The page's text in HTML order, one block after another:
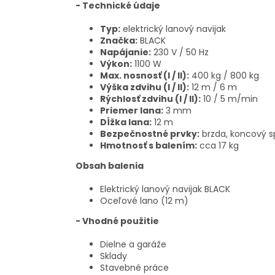
- Technické údaje
Typ: elektrický lanový navijak
Značka: BLACK
Napájanie: 230 V / 50 Hz
Výkon: 1100 W
Max. nosnosť (I / II): 400 kg / 800 kg
Výška zdvihu (I / II): 12 m / 6 m
Rýchlosť zdvihu (I / II): 10 / 5 m/min
Priemer lana: 3 mm
Dĺžka lana: 12 m
Bezpečnostné prvky: brzda, koncový
Hmotnosť s balením: cca 17 kg
Obsah balenia
Elektrický lanový navijak BLACK
Oceľové lano (12 m)
- Vhodné použitie
Dielne a garáže
Sklady
Stavebné práce